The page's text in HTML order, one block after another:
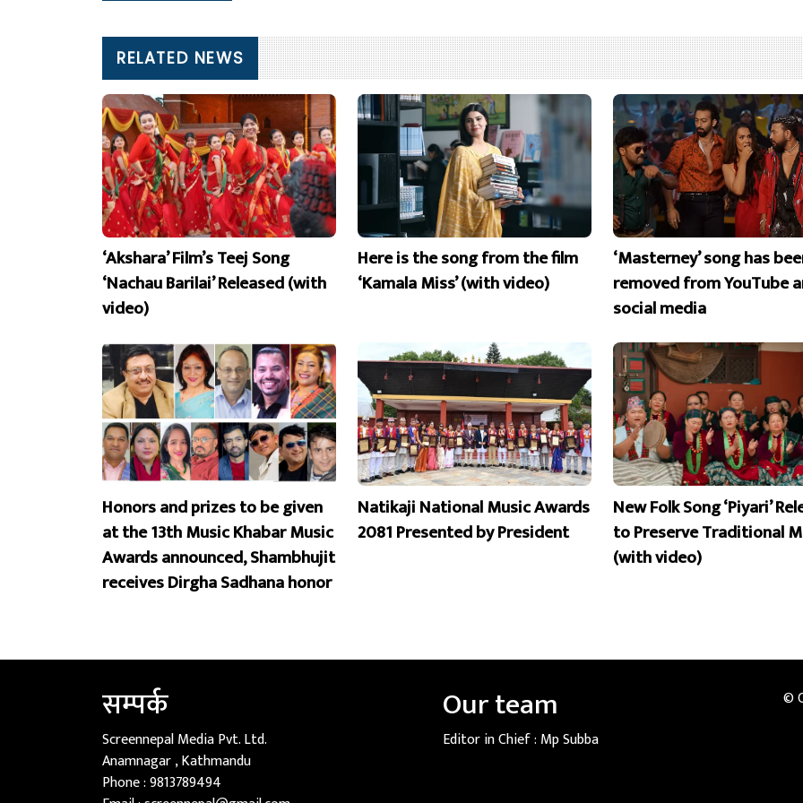
RELATED NEWS
‘Akshara’ Film’s Teej Song
‘Nachau Barilai’ Released (with
video)
Here is the song from the film
‘Kamala Miss’ (with video)
‘Masterney’ song has
removed from YouTube
social media
Honors and prizes to be given
at the 13th Music Khabar Music
Awards announced, Shambhujit
receives Dirgha Sadhana honor
Natikaji National Music Awards
2081 Presented by President
New Folk Song ‘Piyari’
to Preserve Traditional
(with video)
सम्पर्क
Screennepal Media Pvt. Ltd.
Anamnagar , Kathmandu
Phone :9813789494
Our team
Editor in Chief : Mp Subba
©